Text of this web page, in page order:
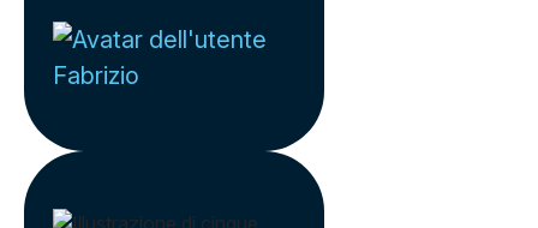
Fabrizio